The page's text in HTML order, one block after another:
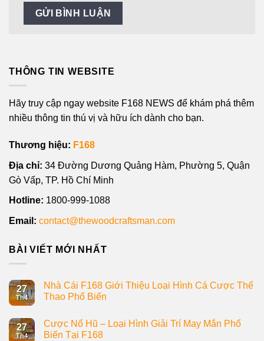
THÔNG TIN WEBSITE
Hãy truy cập ngay website F168 NEWS để khám phá thêm
nhiều thông tin thú vị và hữu ích dành cho bạn.
Thương hiệu: F168
Địa chỉ: 34 Đường Dương Quảng Hàm, Phường 5, Quận
Gò Vấp, TP. Hồ Chí Minh
Hotline: 1800-999-1088
Email: contact@thewoodcraftsman.com
BÀI VIẾT MỚI NHẤT
27
Th4
Nhà Cái F168 Giới Thiệu Loại Hình Cá Cược Thể
Thao Phổ Biến
27
Th4
Cược Nổ Hũ – Loại Hình Giải Trí May Mắn Phổ
Biến Tại F168